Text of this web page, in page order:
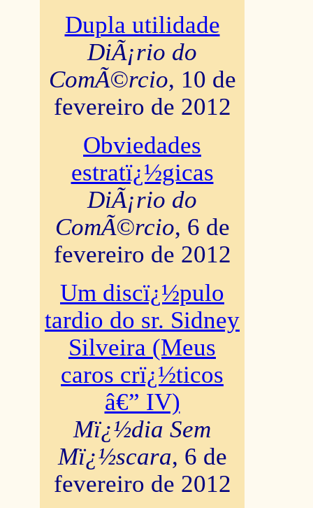
Dupla utilidade
DiÃ¡rio do
ComÃ©rcio, 10 de
fevereiro de 2012
Obviedades
estratï¿½gicas
DiÃ¡rio do
ComÃ©rcio, 6 de
fevereiro de 2012
Um discï¿½pulo
tardio do sr. Sidney
Silveira (Meus
caros crï¿½ticos
â€” IV)
Mï¿½dia Sem
Mï¿½scara, 6 de
fevereiro de 2012